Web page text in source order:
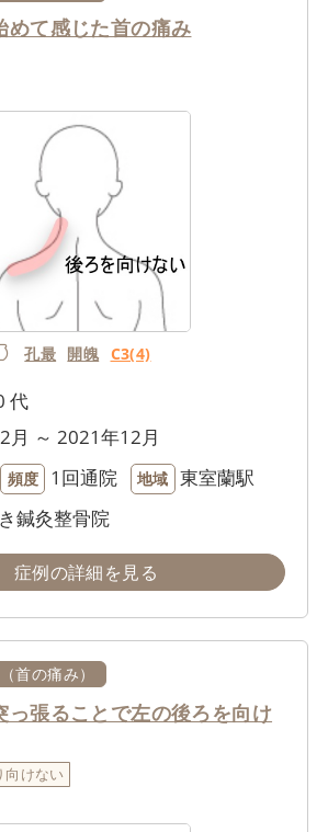
めて感じた首の痛み
孔最 開魄 C3(4)
代
月 ～ 2021年12月
頻度 1回通院 地域 東室蘭駅
鍼灸整骨院
症例の詳細を見る
首の痛み）
っ張ることで左の後ろを向け
向けない